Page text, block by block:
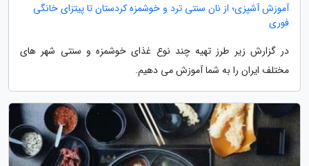
آموزش آشپزی؛ از نان سنتی ترد و خوشمزه کردستان تا پیتزای خانگی
فوری
در گزارش زیر طرز تهیه چند نوع غذای خوشمزه و سنتی شهر های
مختلف ایران را به شما آموزش می دهیم.